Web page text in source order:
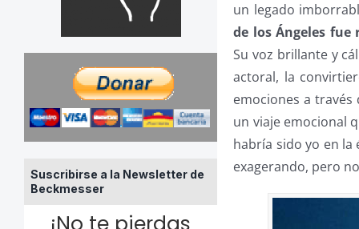
Suscribirse a la Newsletter de
Beckmesser
un legado
de los Ángeles
Su voz brillante y
actoral, la
emociones a través
un viaje emocional
habría sido yo en la
exagerando, pero